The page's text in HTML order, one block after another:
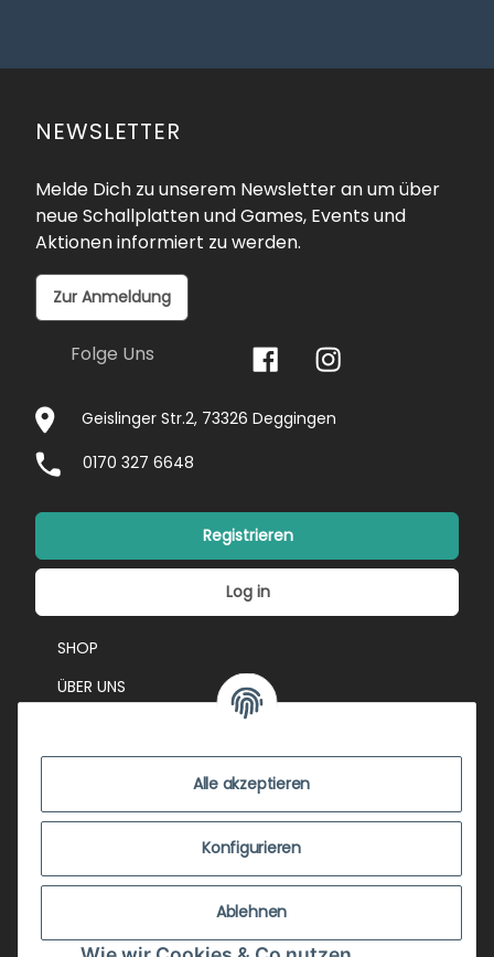
Alle akzeptieren
Konfigurieren
Ablehnen
NEWSLETTER
Melde Dich zu unserem Newsletter an um über
neue Schallplatten und Games, Events und
Aktionen informiert zu werden.
Zur Anmeldung
Folge Uns
Geislinger Str.2, 73326 Deggingen
0170 327 6648
Registrieren
Log in
SHOP
ÜBER UNS
ZUSTANDSBEWERTUNG
ZAHLUNGSMÖGLICHKEITEN